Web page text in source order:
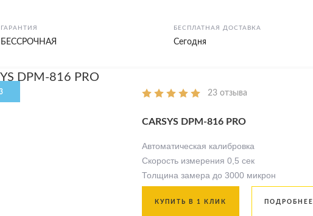
ГАРАНТИЯ
БЕССРОЧНАЯ
БЕСПЛАТНАЯ ДОСТАВКА
Сегодня
23 отзыва
CARSYS DPM-816 PRO
Автоматическая калибровка
Скорость измерения 0,5 сек
Толщина замера до 3000 микрон
КУПИТЬ В 1 КЛИК ПОДРОБНЕЕ